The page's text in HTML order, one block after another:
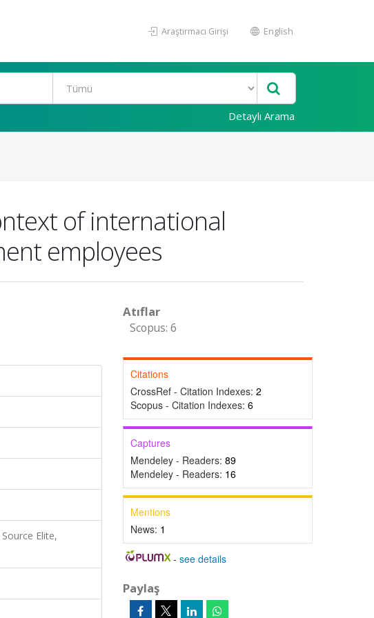
Araştırmacı Girişi English
Detaylı Arama
of international
employees
Elite,
Atıflar
Scopus: 6
Citations
CrossRef - Citation Indexes: 2
Scopus - Citation Indexes: 6
Captures
Mendeley - Readers: 89
Mendeley - Readers: 16
Mentions
News: 1
-see details
Paylaş